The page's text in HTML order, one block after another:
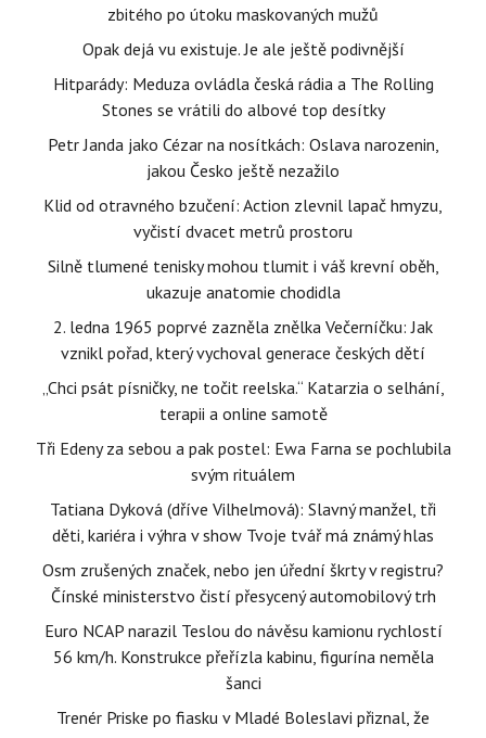
zbitého po útoku maskovaných mužů
Opak dejá vu existuje. Je ale ještě podivnější
Hitparády: Meduza ovládla česká rádia a The Rolling
Stones se vrátili do albové top desítky
Petr Janda jako Cézar na nosítkách: Oslava narozenin,
jakou Česko ještě nezažilo
Klid od otravného bzučení: Action zlevnil lapač hmyzu,
vyčistí dvacet metrů prostoru
Silně tlumené tenisky mohou tlumit i váš krevní oběh,
ukazuje anatomie chodidla
2. ledna 1965 poprvé zazněla znělka Večerníčku: Jak
vznikl pořad, který vychoval generace českých dětí
„Chci psát písničky, ne točit reelska.“ Katarzia o selhání,
terapii a online samotě
Tři Edeny za sebou a pak postel: Ewa Farna se pochlubila
svým rituálem
Tatiana Dyková (dříve Vilhelmová): Slavný manžel, tři
děti, kariéra i výhra v show Tvoje tvář má známý hlas
Osm zrušených značek, nebo jen úřední škrty v registru?
Čínské ministerstvo čistí přesycený automobilový trh
Euro NCAP narazil Teslou do návěsu kamionu rychlostí
56 km/h. Konstrukce přeřízla kabinu, figurína neměla
šanci
Trenér Priske po fiasku v Mladé Boleslavi přiznal, že